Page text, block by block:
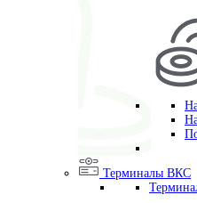
Терминалы ВКС